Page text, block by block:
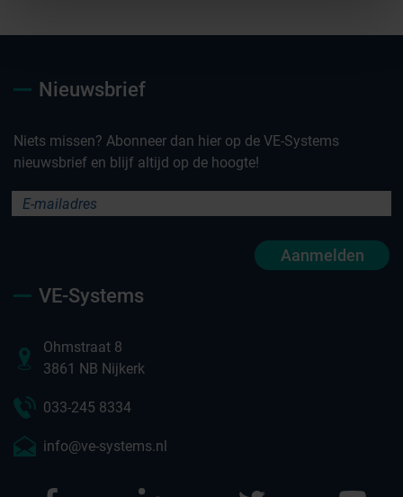
Nieuwsbrief
Niets missen? Abonneer dan hier op de VE-Systems
nieuwsbrief en blijf altijd op de hoogte!
Aanmelden
VE-Systems
Ohmstraat 8
3861 NB Nijkerk
033-245 8334
info@ve-systems.nl